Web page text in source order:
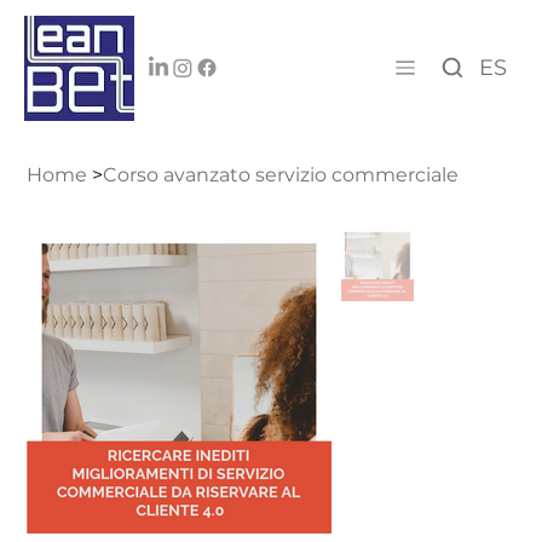
ES
Home >Corso avanzato servizio commerciale